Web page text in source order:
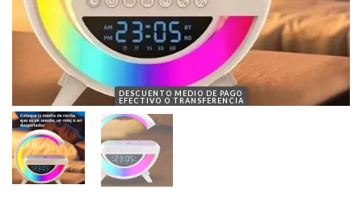
DESCUENTO MEDIO DE PAGO
EFECTIVO O TRANSFERENCIA